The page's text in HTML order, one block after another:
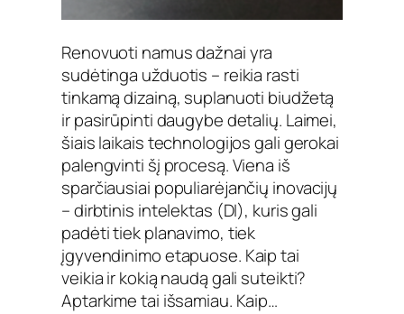
Renovuoti namus dažnai yra
sudėtinga užduotis – reikia rasti
tinkamą dizainą, suplanuoti biudžetą
ir pasirūpinti daugybe detalių. Laimei,
šiais laikais technologijos gali gerokai
palengvinti šį procesą. Viena iš
sparčiausiai populiarėjančių inovacijų
– dirbtinis intelektas (DI), kuris gali
padėti tiek planavimo, tiek
įgyvendinimo etapuose. Kaip tai
veikia ir kokią naudą gali suteikti?
Aptarkime tai išsamiau. Kaip…